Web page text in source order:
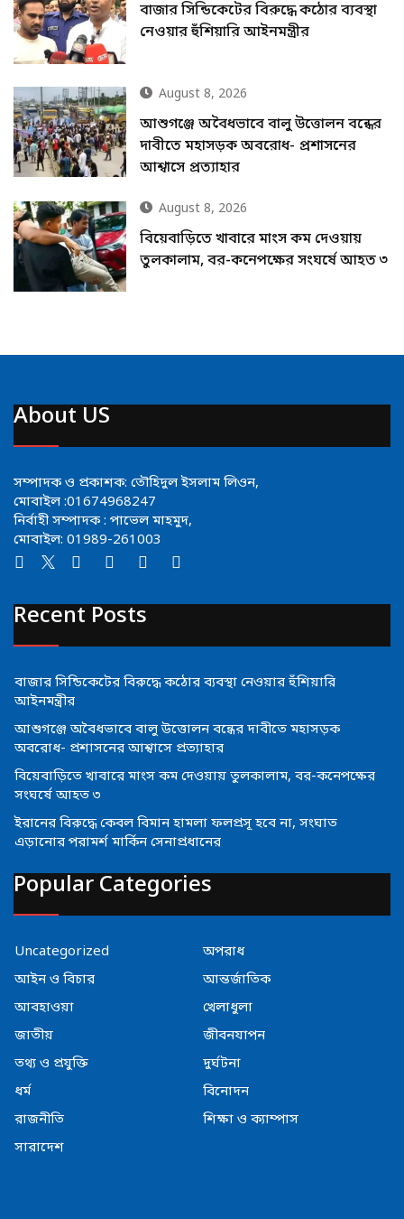
বাজার সিন্ডিকেটের বিরুদ্ধে কঠোর ব্যবস্থা
নেওয়ার হুঁশিয়ারি আইনমন্ত্রীর
August 8, 2026
আশুগঞ্জে অবৈধভাবে বালু উত্তোলন বন্ধের
দাবীতে মহাসড়ক অবরোধ- প্রশাসনের
আশ্বাসে প্রত্যাহার
August 8, 2026
বিয়েবাড়িতে খাবারে মাংস কম দেওয়ায়
তুলকালাম, বর-কনেপক্ষের সংঘর্ষে আহত ৩
About US
সম্পাদক ও প্রকাশক: তৌহিদুল ইসলাম লিওন,
মোবাইল :01674968247
নির্বাহী সম্পাদক : পাভেল মাহমুদ,
মোবাইল: 01989-261003
Recent Posts
বাজার সিন্ডিকেটের বিরুদ্ধে কঠোর ব্যবস্থা নেওয়ার হুঁশিয়ারি
আইনমন্ত্রীর
আশুগঞ্জে অবৈধভাবে বালু উত্তোলন বন্ধের দাবীতে মহাসড়ক
অবরোধ- প্রশাসনের আশ্বাসে প্রত্যাহার
বিয়েবাড়িতে খাবারে মাংস কম দেওয়ায় তুলকালাম, বর-কনেপক্ষের
সংঘর্ষে আহত ৩
ইরানের বিরুদ্ধে কেবল বিমান হামলা ফলপ্রসূ হবে না, সংঘাত
এড়ানোর পরামর্শ মার্কিন সেনাপ্রধানের
Popular Categories
Uncategorized
অপরাধ
আইন ও বিচার
আন্তর্জাতিক
আবহাওয়া
খেলাধুলা
জাতীয়
জীবনযাপন
তথ্য ও প্রযুক্তি
দুর্ঘটনা
ধর্ম
বিনোদন
রাজনীতি
শিক্ষা ও ক্যাম্পাস
সারাদেশ